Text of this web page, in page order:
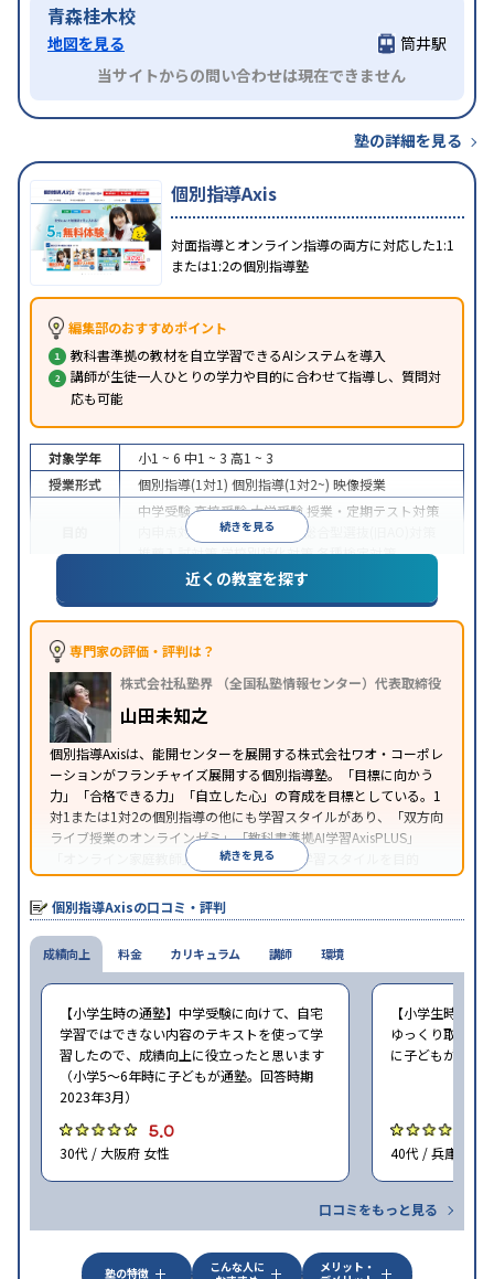
青森桂木校
地図を見る
筒井駅
当サイトからの問い合わせは現在できません
塾の詳細を見る
個別指導Axis
対面指導とオンライン指導の両方に対応した1:1
または1:2の個別指導塾
編集部のおすすめポイント
教科書準拠の教材を自立学習できるAIシステムを導入
講師が生徒一人ひとりの学力や目的に合わせて指導し、質問対
応も可能
続きを見る
対象学年 小1 ~ 6 中1 ~ 3 高1 ~ 3
授業形式
個別指導(1対1) 個別指導(1対2~) 映像授業
中学受験高校受験大学受験 授業・定期テスト対策
内申点対策
学習習慣の定着
総合型選抜(旧AO)対策
推薦入試対策学校別特化対策各種検定対策
特徴
授業の振替可能学習にPC・タブレットを利用
ライン対応1科目から受講可能季節講習のみの受講
可
※2023年3月調査。小学校高学年の個別指導塾アンケート調査方法
近くの教室を探す
専門家の評価・評判は？
株式会社私塾界 （全国私塾情報センター）代表取締役
山田未知之
個別指導Axisは、能開センターを展開する株式会社ワオ・コーポレ
ーションがフランチャイズ展開する個別指導塾。「目標に向かう
力」「合格できる力」「自立した心」の育成を目標としている。1
対1または1対2の個別指導の他にも学習スタイルがあり、「双方向
ライブ授業のオンラインゼミ」「教科書準拠AI学習AxisPLUS」
「オンライン家庭教師」など、さまざまな学習スタイルを目的
別・科目別に選択することができる。
続きを見る
個別指導Axisの口コミ・評判
成績向上
【小学生時の通塾】中学受験に向けて、自宅
学習ではできない内容のテキストを使って学
習したので、成績向上に役立ったと思います
（小学5〜6年時に子どもが通塾。回答時期
2023年3月）
5.0
30代 / 大阪府 女性
【小学生時の通
ゆっくり取り組
に子どもが通塾
40代 / 兵庫県 女
口コミをもっと見る
料金 カリキュラム 講師 環境
塾の特徴
こんな人に
メリット・